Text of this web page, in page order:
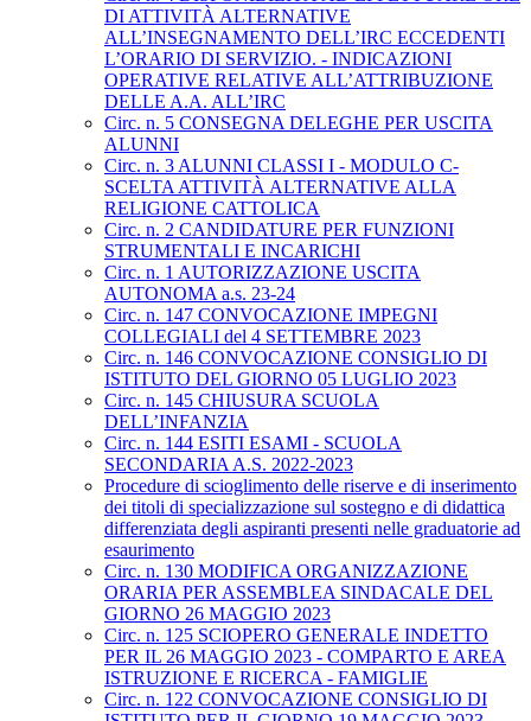
DI ATTIVITÀ ALTERNATIVE
ALL’INSEGNAMENTO DELL’IRC ECCEDENTI
L’ORARIO DI SERVIZIO. - INDICAZIONI
OPERATIVE RELATIVE ALL’ATTRIBUZIONE
DELLE A.A. ALL’IRC
Circ. n. 5 CONSEGNA DELEGHE PER USCITA
ALUNNI
Circ. n. 3 ALUNNI CLASSI I - MODULO C-
SCELTA ATTIVITÀ ALTERNATIVE ALLA
RELIGIONE CATTOLICA
Circ. n. 2 CANDIDATURE PER FUNZIONI
STRUMENTALI E INCARICHI
Circ. n. 1 AUTORIZZAZIONE USCITA
AUTONOMA a.s. 23-24
Circ. n. 147 CONVOCAZIONE IMPEGNI
COLLEGIALI del 4 SETTEMBRE 2023
Circ. n. 146 CONVOCAZIONE CONSIGLIO DI
ISTITUTO DEL GIORNO 05 LUGLIO 2023
Circ. n. 145 CHIUSURA SCUOLA
DELL’INFANZIA
Circ. n. 144 ESITI ESAMI - SCUOLA
SECONDARIA A.S. 2022-2023
Procedure di scioglimento delle riserve e di inserimento
dei titoli di specializzazione sul sostegno e di didattica
differenziata degli aspiranti presenti nelle graduatorie ad
esaurimento
Circ. n. 130 MODIFICA ORGANIZZAZIONE
ORARIA PER ASSEMBLEA SINDACALE DEL
GIORNO 26 MAGGIO 2023
Circ. n. 125 SCIOPERO GENERALE INDETTO
PER IL 26 MAGGIO 2023 - COMPARTO E AREA
ISTRUZIONE E RICERCA - FAMIGLIE
Circ. n. 122 CONVOCAZIONE CONSIGLIO DI